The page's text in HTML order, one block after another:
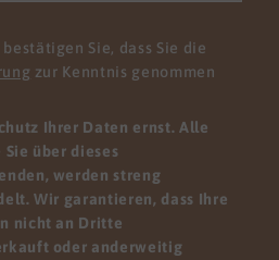
Sie, dass Sie die
zur Kenntnis genommen
Ihrer Daten ernst. Alle
über dieses
werden streng
Wir garantieren, dass Ihre
nicht an Dritte
oder anderweitig